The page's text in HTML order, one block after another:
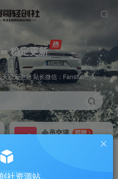
稳定更新
稳定更新 站长微信：Fansfuli
会员交流
群聊
社资源站